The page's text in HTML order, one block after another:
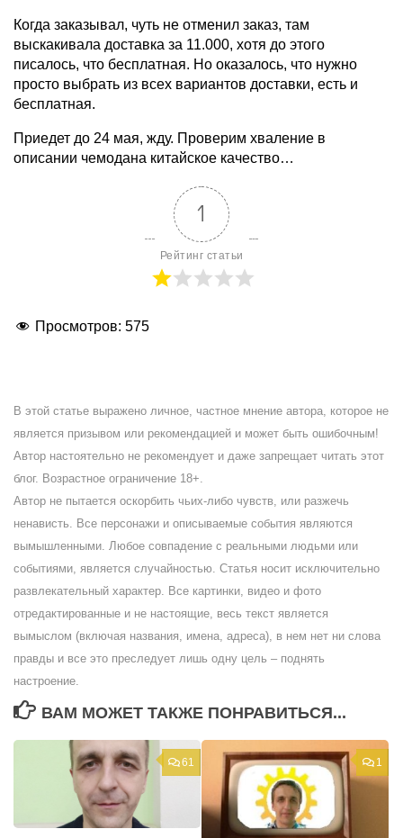
Когда заказывал, чуть не отменил заказ, там
выскакивала доставка за 11.000, хотя до этого
писалось, что бесплатная. Но оказалось, что нужно
просто выбрать из всех вариантов доставки, есть и
бесплатная.
Приедет до 24 мая, жду. Проверим хваление в
описании чемодана китайское качество…
1
Рейтинг статьи
Просмотров: 575
В этой статье выражено личное, частное мнение автора, которое не
является призывом или рекомендацией и может быть ошибочным!
Автор настоятельно не рекомендует и даже запрещает читать этот
блог. Возрастное ограничение 18+.
Автор не пытается оскорбить чьих-либо чувств, или разжечь
ненависть. Все персонажи и описываемые события являются
вымышленными. Любое совпадение с реальными людьми или
событиями, является случайностью. Статья носит исключительно
развлекательный характер. Все картинки, видео и фото
отредактированные и не настоящие, весь текст является
вымыслом (включая названия, имена, адреса), в нем нет ни слова
правды и все это преследует лишь одну цель – поднять
настроение.
ВАМ МОЖЕТ ТАКЖЕ ПОНРАВИТЬСЯ...
61 1